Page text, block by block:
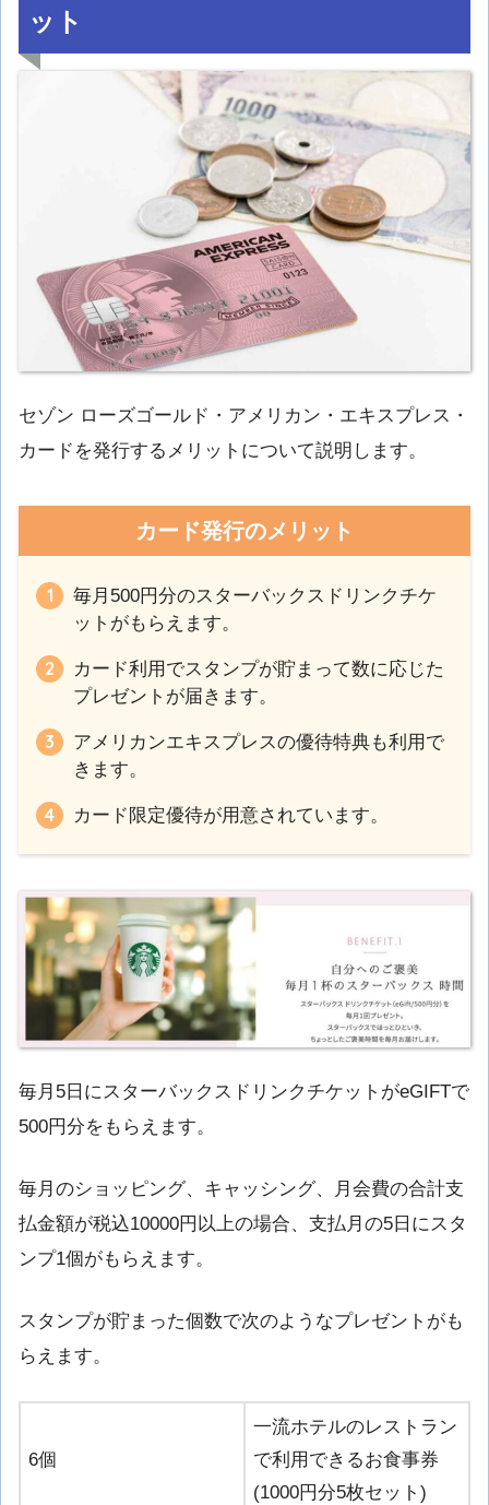
ット
セゾン ローズゴールド・アメリカン・エキスプレス・
カードを発行するメリットについて説明します。
カード発行のメリット
毎月500円分のスターバックスドリンクチケ
ットがもらえます。
カード利用でスタンプが貯まって数に応じた
プレゼントが届きます。
アメリカンエキスプレスの優待特典も利用で
きます。
カード限定優待が用意されています。
毎月5日にスターバックスドリンクチケットがeGIFTで
500円分をもらえます。
毎月のショッピング、キャッシング、月会費の合計支
払金額が税込10000円以上の場合、支払月の5日にスタ
ンプ1個がもらえます。
スタンプが貯まった個数で次のようなプレゼントがも
らえます。
6個
一流ホテルのレストラン
で利用できるお食事券
(1000円分5枚セット)